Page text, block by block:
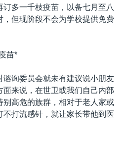
多一千枝疫苗，以备七月至八
，但现阶段不会为学校提供免费
苗*
谘询委员会就未有建议说小朋友
来说，在世卫或我们自己内部
别高危的族群，相对于老人家或
打流感针，就让家长带他到医